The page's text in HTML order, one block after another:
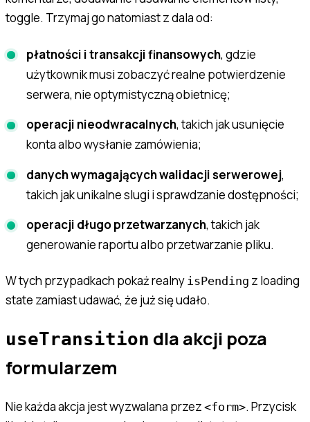
toggle. Trzymaj go natomiast z dala od:
płatności i transakcji finansowych, gdzie
użytkownik musi zobaczyć realne potwierdzenie
serwera, nie optymistyczną obietnicę;
operacji nieodwracalnych, takich jak usunięcie
konta albo wysłanie zamówienia;
danych wymagających walidacji serwerowej,
takich jak unikalne slugi i sprawdzanie dostępności;
operacji długo przetwarzanych, takich jak
generowanie raportu albo przetwarzanie pliku.
W tych przypadkach pokaż realny isPending z loading
state zamiast udawać, że już się udało.
useTransition dla akcji poza
formularzem
Nie każda akcja jest wyzwalana przez <form>. Przycisk